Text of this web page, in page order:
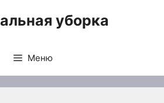
уборка
Меню